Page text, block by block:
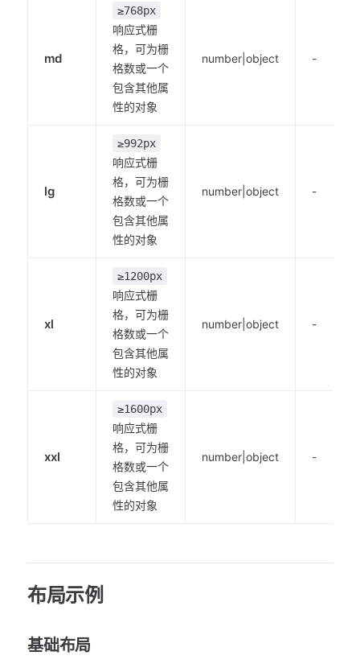
md
≥768px
响应式栅
格，可为栅
格数或一个
包含其他属
性的对象
number|object -
lg
≥992px
响应式栅
格，可为栅
格数或一个
包含其他属
性的对象
number|object -
xl
≥1200px
响应式栅
格，可为栅
格数或一个
包含其他属
性的对象
number|object -
xxl
≥1600px
响应式栅
格，可为栅
格数或一个
包含其他属
性的对象
number|object -
布局示例
基础布局